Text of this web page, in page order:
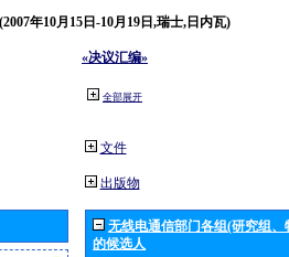
(2007年10月15日-10月19日,瑞士,日内瓦)
«决议汇编»
全部展开
文件
出版物
无线电通信部门各组(研究组
的候选人